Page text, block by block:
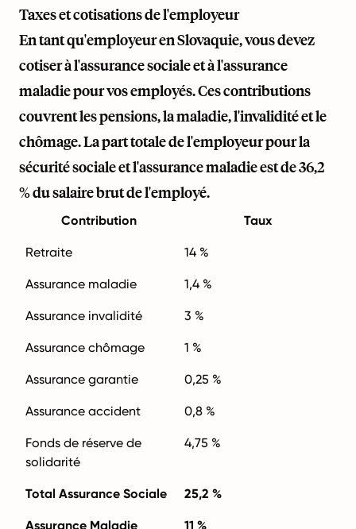
Taxes et cotisations de l'employeur
En tant qu'employeur en Slovaquie, vous devez
cotiser à l'assurance sociale et à l'assurance
maladie pour vos employés. Ces contributions
couvrent les pensions, la maladie, l'invalidité et le
chômage. La part totale de l'employeur pour la
sécurité sociale et l'assurance maladie est de 36,2
% du salaire brut de l'employé.
Contribution Taux
Retraite 14 %
Assurance maladie 1,4 %
Assurance invalidité 3 %
Assurance chômage 1 %
Assurance garantie 0,25 %
Assurance accident 0,8 %
Fonds de réserve de
solidarité
4,75 %
Total Assurance Sociale 25,2 %
Assurance Maladie 11 %